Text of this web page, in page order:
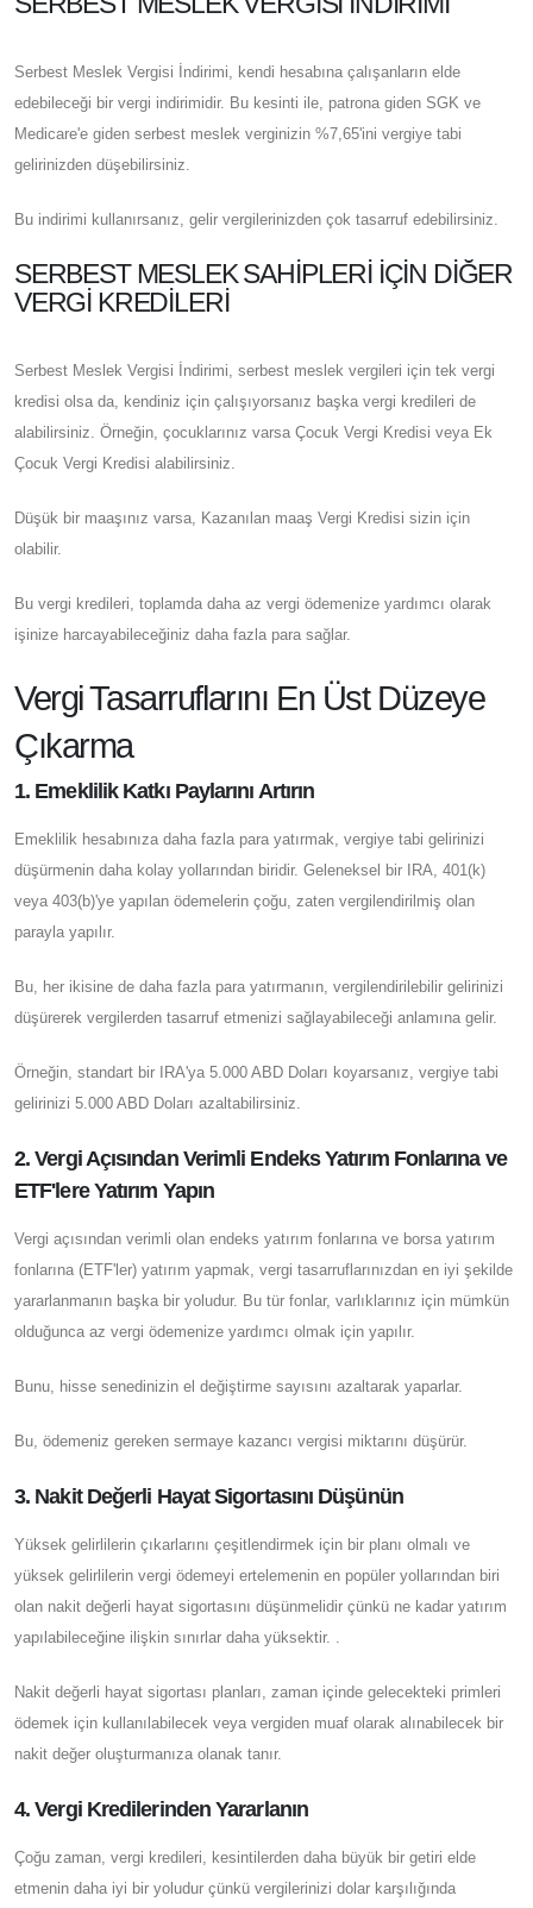
Serbest Meslek Vergisi İndirimi, kendi hesabına çalışanların elde
edebileceği bir vergi indirimidir. Bu kesinti ile, patrona giden SGK ve
Medicare'e giden serbest meslek verginizin %7,65'ini vergiye tabi
gelirinizden düşebilirsiniz.
Bu indirimi kullanırsanız, gelir vergilerinizden çok tasarruf edebilirsiniz.
SERBEST MESLEK SAHIPLERI İÇIN DIĞER
VERGI KREDILERI
Serbest Meslek Vergisi İndirimi, serbest meslek vergileri için tek vergi
kredisi olsa da, kendiniz için çalışıyorsanız başka vergi kredileri de
alabilirsiniz. Örneğin, çocuklarınız varsa Çocuk Vergi Kredisi veya Ek
Çocuk Vergi Kredisi alabilirsiniz.
Düşük bir maaşınız varsa, Kazanılan maaş Vergi Kredisi sizin için
olabilir.
Bu vergi kredileri, toplamda daha az vergi ödemenize yardımcı olarak
işinize harcayabileceğiniz daha fazla para sağlar.
Vergi Tasarruflarını En Üst Düzeye
Çıkarma
1. Emeklilik Katkı Paylarını Artırın
Emeklilik hesabınıza daha fazla para yatırmak, vergiye tabi gelirinizi
düşürmenin daha kolay yollarından biridir. Geleneksel bir IRA, 401(k)
veya 403(b)'ye yapılan ödemelerin çoğu, zaten vergilendirilmiş olan
parayla yapılır.
Bu, her ikisine de daha fazla para yatırmanın, vergilendirilebilir gelirinizi
düşürerek vergilerden tasarruf etmenizi sağlayabileceği anlamına gelir.
Örneğin, standart bir IRA'ya 5.000 ABD Doları koyarsanız, vergiye tabi
gelirinizi 5.000 ABD Doları azaltabilirsiniz.
2. Vergi Açısından Verimli Endeks Yatırım Fonlarına ve
ETF'lere Yatırım Yapın
Vergi açısından verimli olan endeks yatırım fonlarına ve borsa yatırım
fonlarına (ETF'ler) yatırım yapmak, vergi tasarruflarınızdan en iyi şekilde
yararlanmanın başka bir yoludur. Bu tür fonlar, varlıklarınız için mümkün
olduğunca az vergi ödemenize yardımcı olmak için yapılır.
Bunu, hisse senedinizin el değiştirme sayısını azaltarak yaparlar.
Bu, ödemeniz gereken sermaye kazancı vergisi miktarını düşürür.
3. Nakit Değerli Hayat Sigortasını Düşünün
Yüksek gelirlilerin çıkarlarını çeşitlendirmek için bir planı olmalı ve
yüksek gelirlilerin vergi ödemeyi ertelemenin en popüler yollarından biri
olan nakit değerli hayat sigortasını düşünmelidir çünkü ne kadar yatırım
yapılabileceğine ilişkin sınırlar daha yüksektir. .
Nakit değerli hayat sigortası planları, zaman içinde gelecekteki primleri
ödemek için kullanılabilecek veya vergiden muaf olarak alınabilecek bir
nakit değer oluşturmanıza olanak tanır.
4. Vergi Kredilerinden Yararlanın
Çoğu zaman, vergi kredileri, kesintilerden daha büyük bir getiri elde
etmenin daha iyi bir yoludur çünkü vergilerinizi dolar karşılığında